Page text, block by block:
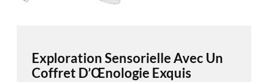
Exploration Sensorielle Avec Un
Coffret D’Œnologie Exquis